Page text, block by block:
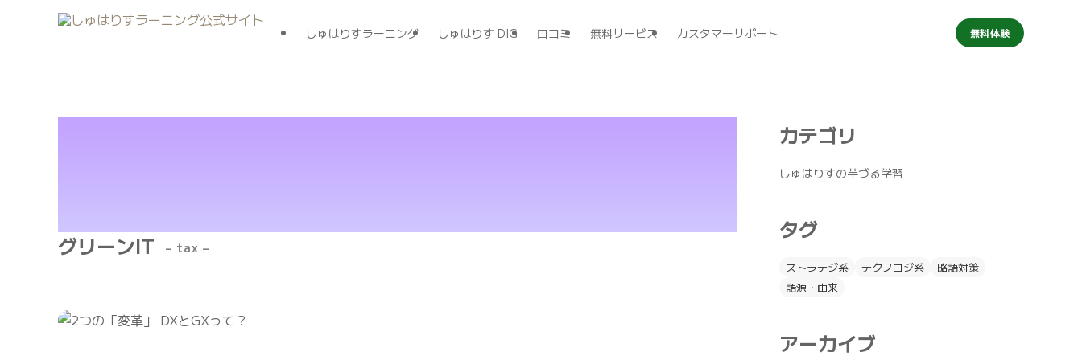
しゅはりすラーニング しゅはりす DIG 口コミ 無料サービス カスタマーサポート 無料体験
グリーンIT – tax –
カテゴリ
しゅはりすの芋づる学習
タグ
ストラテジ系 テクノロジ系
略語対策
語源・由来
アーカイブ